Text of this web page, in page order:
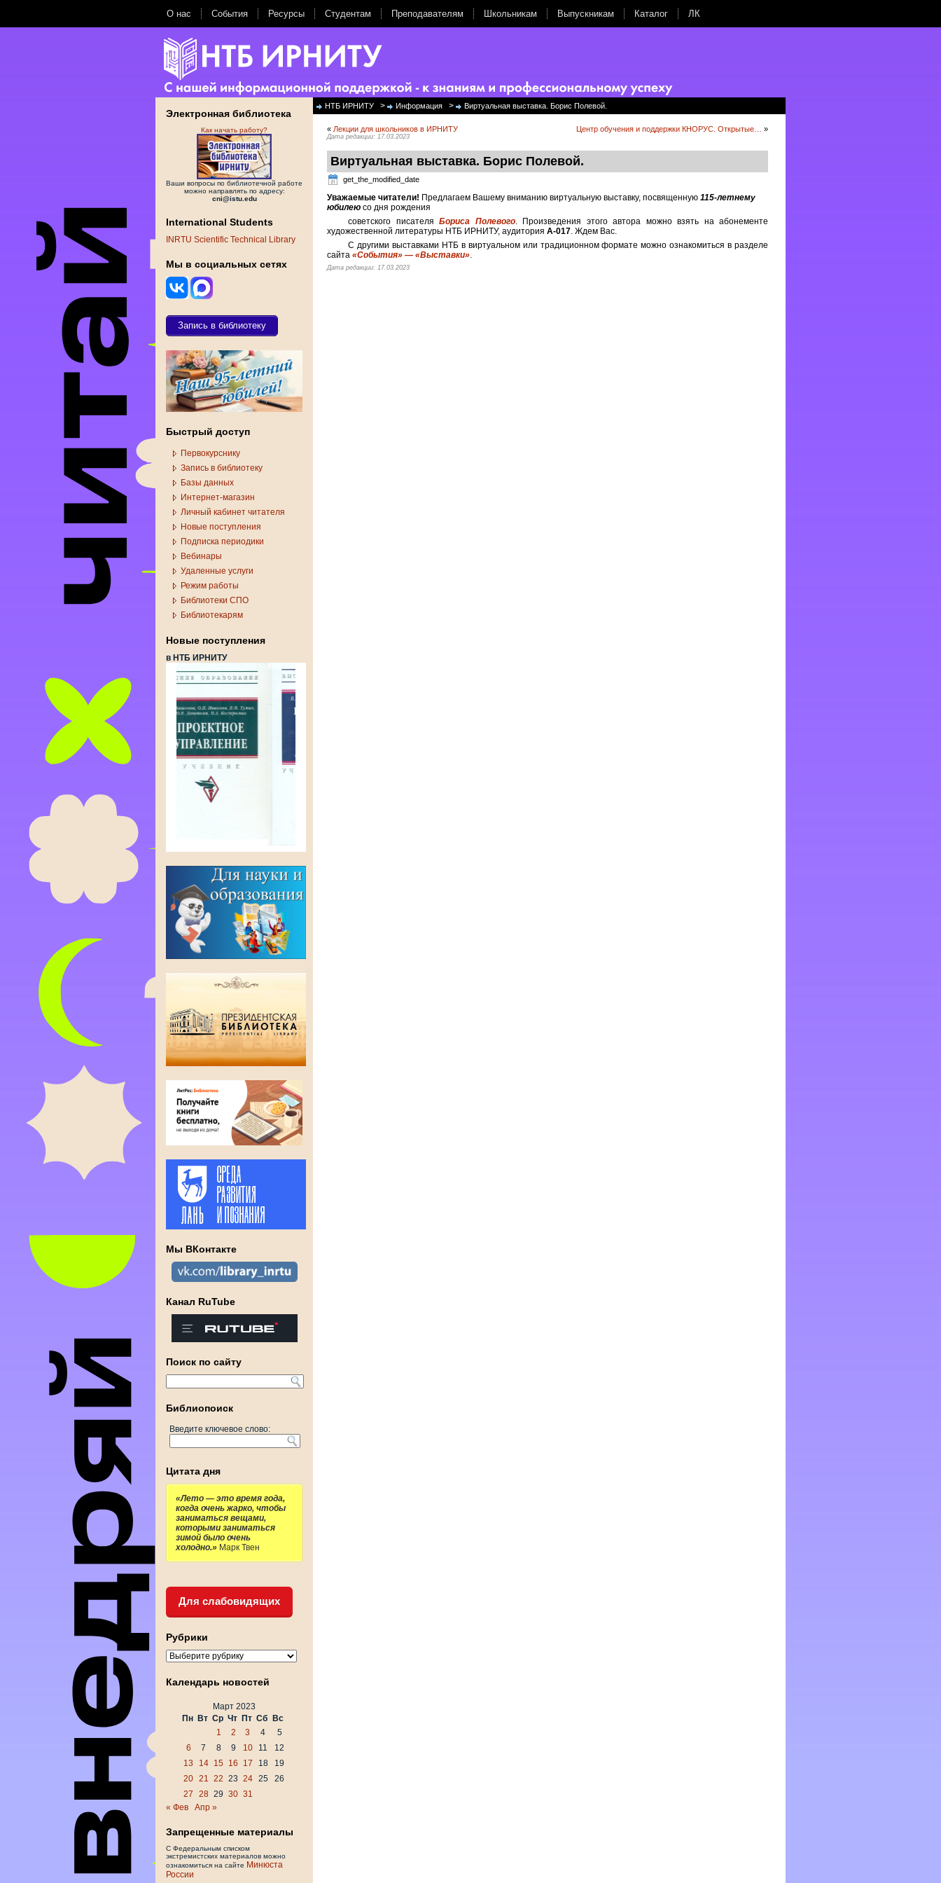
О нас События Ресурсы Студентам Преподавателям Школьникам Выпускникам Каталог ЛК
Электронная библиотека
Как начать работу?
Ваши вопросы по библиотечной работе
можно направлять по адресу:
cni@istu.edu
International Students
INRTU Scientific Technical Library
Мы в социальных сетях
Запись в библиотеку
Быстрый доступ
Первокурснику
Запись в библиотеку
Базы данных
Интернет-магазин
Личный кабинет читателя
Новые поступления
Подписка периодики
Вебинары
Удаленные услуги
Режим работы
Библиотеки СПО
Библиотекарям
Новые поступления
в НТБ ИРНИТУ
Мы ВКонтакте
Канал RuTube
Поиск по сайту
Библиопоиск
Введите ключевое слово:
Цитата дня
«Лето — это время года,
когда очень жарко, чтобы
заниматься вещами,
которыми заниматься
зимой было очень
холодно.» Марк Твен
Для слабовидящих
Рубрики
Рубрики
Календарь новостей
Март 2023
Пн Вт Ср Чт Пт Сб
Вс
1
2 3 4
5
6
7 8 9 10 11
12
13
14 15 16 17 18
19
20 21 22 23 24 25
26
27
28 29 30 31
« Фев
Апр »
Запрещенные материалы
С Федеральным списком
экстремистских материалов можно
ознакомиться на сайте Минюста
России
НТБ ИРНИТУ > Информация > Виртуальная выставка. Борис Полевой.
« Лекции для школьников в ИРНИТУ Центр обучения и поддержки КНОРУС. Открытые… »
Дата редакции: 17.03.2023
Виртуальная выставка. Борис Полевой.
get_the_modified_date
Уважаемые читатели! Предлагаем Вашему вниманию виртуальную выставку, посвященную 115-летнему
юбилею со дня рождения
советского писателяБориса Полевого. Произведения этого автора можно взять на абонементе
художественной литературы НТБ ИРНИТУ, аудитория А-017. Ждем Вас.
С другими выставками НТБ в виртуальном или традиционном формате можно ознакомиться в разделе
сайта «События» — «Выставки».
Дата редакции: 17.03.2023